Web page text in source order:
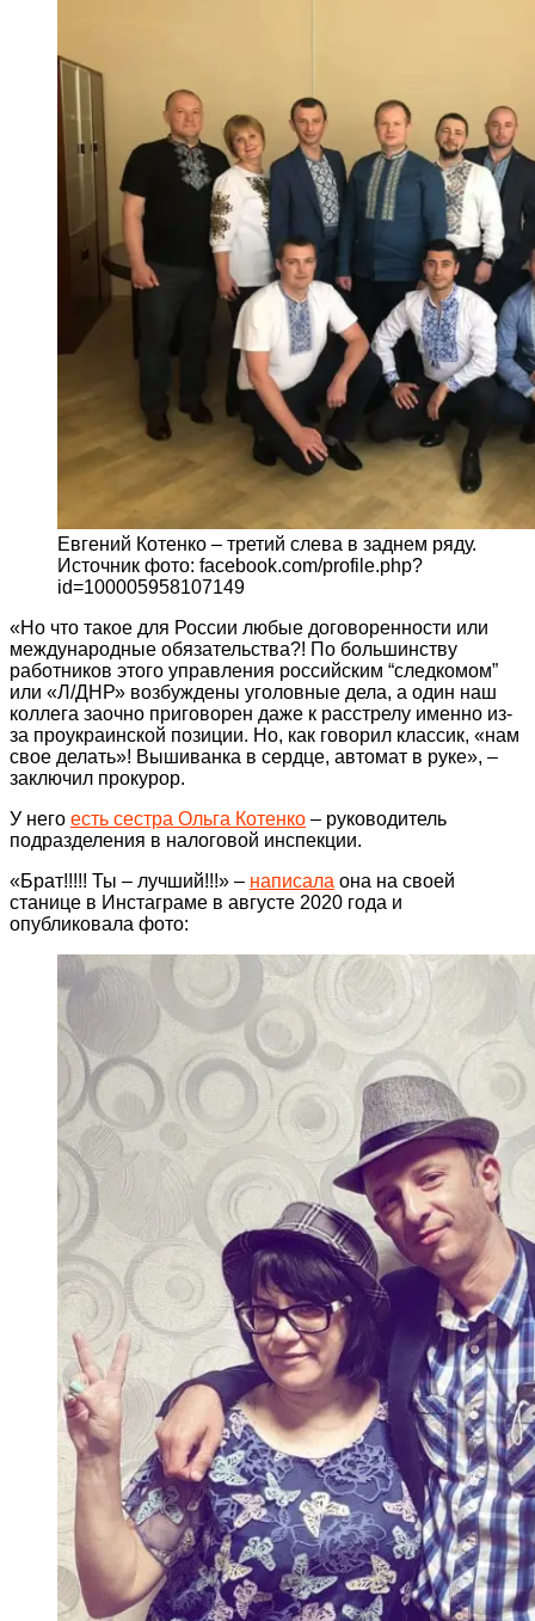
Евгений Котенко – третий слева в заднем ряду.
Источник фото: facebook.com/profile.php?
id=100005958107149
«Но что такое для России любые договоренности или
международные обязательства?! По большинству
работников этого управления российским “следкомом”
или «Л/ДНР» возбуждены уголовные дела, а один наш
коллега заочно приговорен даже к расстрелу именно из-
за проукраинской позиции. Но, как говорил классик, «нам
свое делать»! Вышиванка в сердце, автомат в руке», –
заключил прокурор.
У него есть сестра Ольга Котенко – руководитель
подразделения в налоговой инспекции.
«Брат!!!!! Ты – лучший!!!» – написала она на своей
станице в Инстаграме в августе 2020 года и
опубликовала фото: